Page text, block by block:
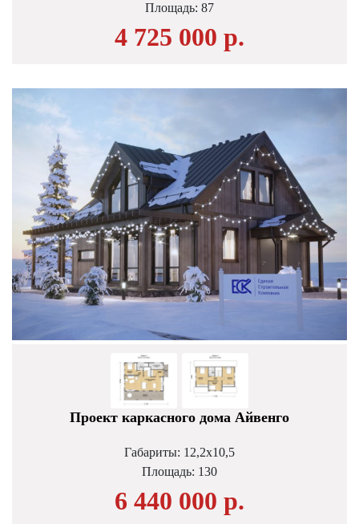
Площадь: 87
4 725 000 р.
Проект каркасного дома Айвенго
Габариты: 12,2х10,5
Площадь: 130
6 440 000 р.